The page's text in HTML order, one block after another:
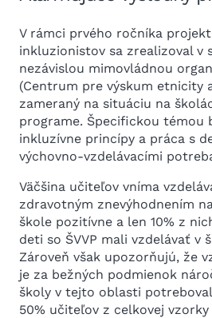
V rámci prvého ročníka
inkluzionistov sa zrealizoval v
nezávislou mimovládnou
(Centrum pre výskum etnicity
zameraný na situáciu na
programe. Špecifickou témou
inkluzívne princípy a práca s
výchovno-vzdelávacími
Väčšina učiteľov vníma
zdravotným znevýhodnením
škole pozitívne a len 10% z
deti so ŠVVP mali vzdelávať v
Zároveň však upozorňujú, že
je za bežných podmienok
školy v tejto oblasti
50% učiteľov z celkovej